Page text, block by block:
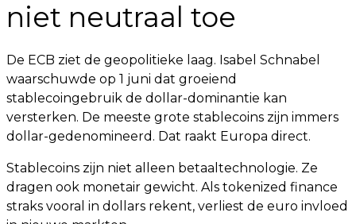
niet neutraal toe
De ECB ziet de geopolitieke laag. Isabel Schnabel
waarschuwde op 1 juni dat groeiend
stablecoingebruik de dollar-dominantie kan
versterken. De meeste grote stablecoins zijn immers
dollar-gedenomineerd. Dat raakt Europa direct.
Stablecoins zijn niet alleen betaaltechnologie. Ze
dragen ook monetair gewicht. Als tokenized finance
straks vooral in dollars rekent, verliest de euro invloed